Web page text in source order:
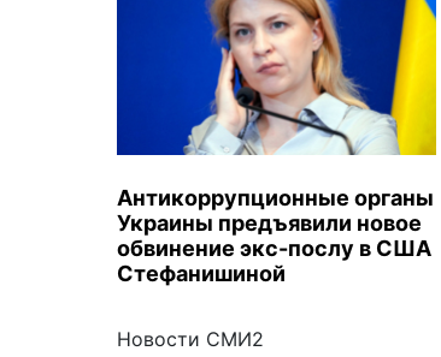
Антикоррупционные органы
Украины предъявили новое
обвинение экс-послу в США
Стефанишиной
Новости СМИ2